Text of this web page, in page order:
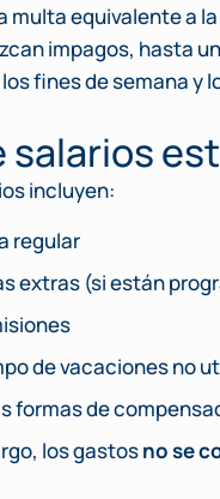
multa equivalente a
impagos, hasta
fines de semana y
salarios
incluyen:
regular
extras (si están
de vacaciones no
formas de
los gastosno se